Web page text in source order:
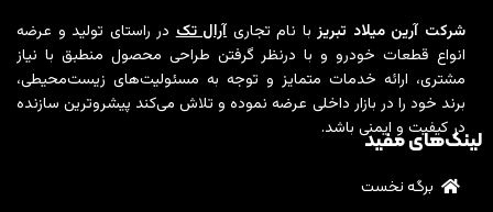
شرکت آرین میلاد تبریزبا نام تجاریآرال تکدر راستای تولید و عرضه
انواع قطعات خودرو و با درنظر گرفتن طراحی محصول منطبق با نیاز
مشتری، ارائه خدمات متمایز و توجه به مسئولیت‌های زیست‌محیطی،
برند خود را در بازار داخلی عرضه نموده و تلاش می‌کند پیشروترین سازنده
در کیفیت و ایمنی باشد.
لینک‌های مفید
برگه نخست